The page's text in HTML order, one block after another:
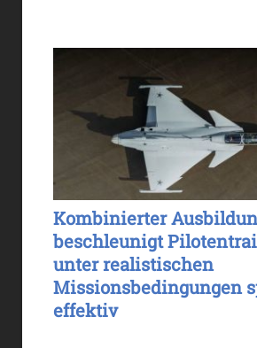
Kombinierter
beschleunigt
unter realistischen
Missionsbedingungen
effektiv